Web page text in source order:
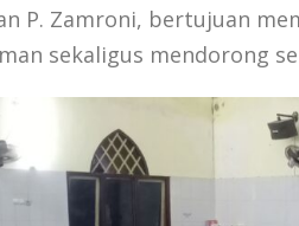
P. Zamroni, bertujuan
sekaligus mendorong